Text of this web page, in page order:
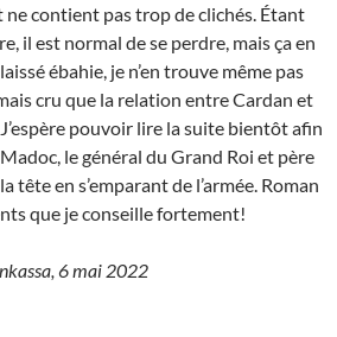
ne contient pas trop de clichés. Étant
il est normal de se perdre, mais ça en
ébahie, je n’en trouve même pas
cru que la relation entre Cardan et
pouvoir lire la suite bientôt afin
le général du Grand Roi et père
tête en s’emparant de l’armée. Roman
que je conseille fortement!
6 mai 2022